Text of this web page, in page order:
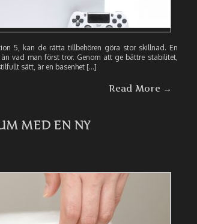
5, kan de rätta tillbehören göra stor skillnad. En
vad man först tror. Genom att ge bättre stabilitet,
sätt, är en basenhet […]
Read More →
MED EN NY